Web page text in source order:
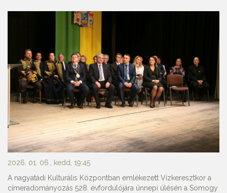
2026. 01. 06., kedd, 19:45
A nagyatádi Kulturális Központban emlékezett Vízkeresztkor a
címeradományozás 528. évfordulójára ünnepi ülésén a Somogy